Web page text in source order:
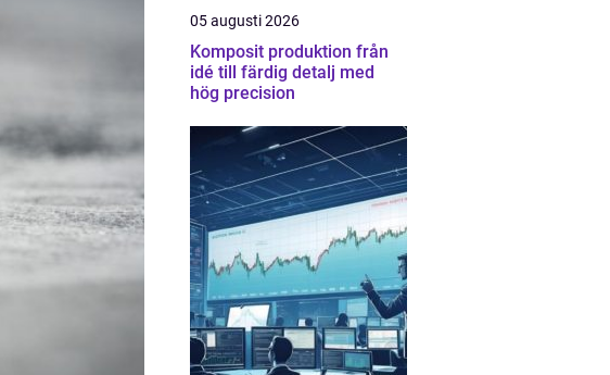
05 augusti 2026
Komposit produktion från
idé till färdig detalj med
hög precision